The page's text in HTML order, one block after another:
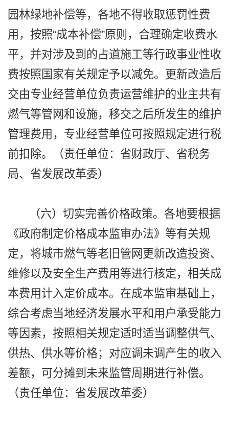
园林绿地补偿等，各地不得收取惩罚性费
用，按照“成本补偿”原则，合理确定收费水
平，并对涉及到的占道施工等行政事业性收
费按照国家有关规定予以减免。更新改造后
交由专业经营单位负责运营维护的业主共有
燃气等管网和设施，移交之后所发生的维护
管理费用，专业经营单位可按照规定进行税
前扣除。（责任单位：省财政厅、省税务
局、省发展改革委）
（六）切实完善价格政策。各地要根据
《政府制定价格成本监审办法》等有关规
定，将城市燃气等老旧管网更新改造投资、
维修以及安全生产费用等进行核定，相关成
本费用计入定价成本。在成本监审基础上，
综合考虑当地经济发展水平和用户承受能力
等因素，按照相关规定适时适当调整供气、
供热、供水等价格；对应调未调产生的收入
差额，可分摊到未来监管周期进行补偿。
（责任单位：省发展改革委）